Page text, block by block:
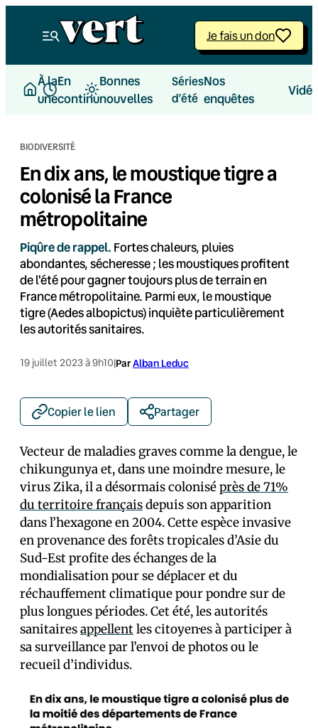
Je fais un don
À la
une
En
continu
Bonnes
nouvelles
Séries
d’été
Nos
enquêtes
BIODIVERSITÉ
En dix ans, le moustique tigre a
colonisé la France
métropolitaine
Piqûre de rappel. Fortes chaleurs, pluies
abondantes, sécheresse ; les moustiques profitent
de l'été pour gagner toujours plus de terrain en
France métropolitaine. Parmi eux, le moustique
tigre (Aedes albopictus) inquiète particulièrement
les autorités sanitaires.
19 juillet 2023 à 9h10|ParAlban Leduc
Copier le lien Partager
Vecteur de maladies graves comme la dengue, le
chikungunya et, dans une moindre mesure, le
virus Zika, il a désormais coloniséprès de 71%
du territoire françaisdepuis son apparition
dans l’hexagone en 2004. Cette espèce invasive
en provenance des forêts tropicales d’Asie du
Sud-Est profite des échanges de la
mondialisation pour se déplacer et du
réchauffement climatique pour pondre sur de
plus longues périodes. Cet été, les autorités
sanitairesappellentles citoyen·es à participer à
sa surveillance par l’envoi de photos ou le
recueil d’individus.